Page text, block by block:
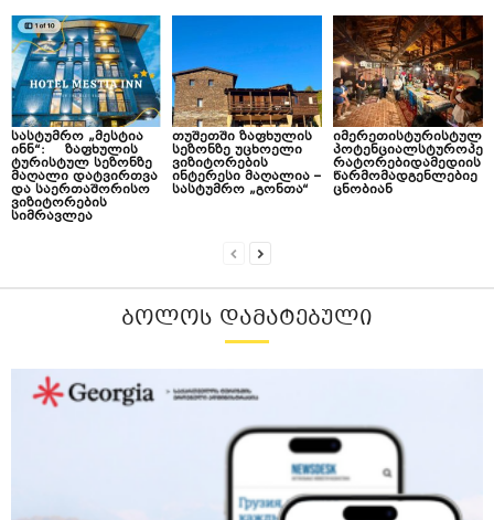
სასტუმრო „მესტია
ინნ“: ზაფხულის
ტურისტულ სეზონზე
მაღალი დატვირთვა
და საერთაშორისო
ვიზიტორების
სიმრავლეა
თუშეთში ზაფხულის
სეზონზე უცხოელი
ვიზიტორების
ინტერესი მაღალია –
სასტუმრო „გონთა“
იმერეთისტურისტულ
პოტენციალსტუროპე
რატორებიდამედიის
წარმომადგენლებიე
ცნობიან
ᲑᲝᲚᲝᲡ ᲓᲐᲛᲐᲢᲔᲑᲣᲚᲘ